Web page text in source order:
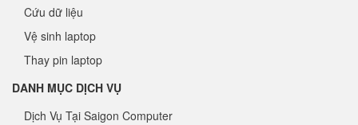
Cứu dữ liệu
Vệ sinh laptop
Thay pin laptop
DANH MỤC DỊCH VỤ
Dịch Vụ Tại Saigon Computer